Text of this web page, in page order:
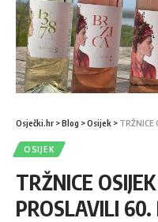
Osječki.hr >Blog >Osijek > TRŽNICE
OSIJEK
TRŽNICE
PROSLAVILI